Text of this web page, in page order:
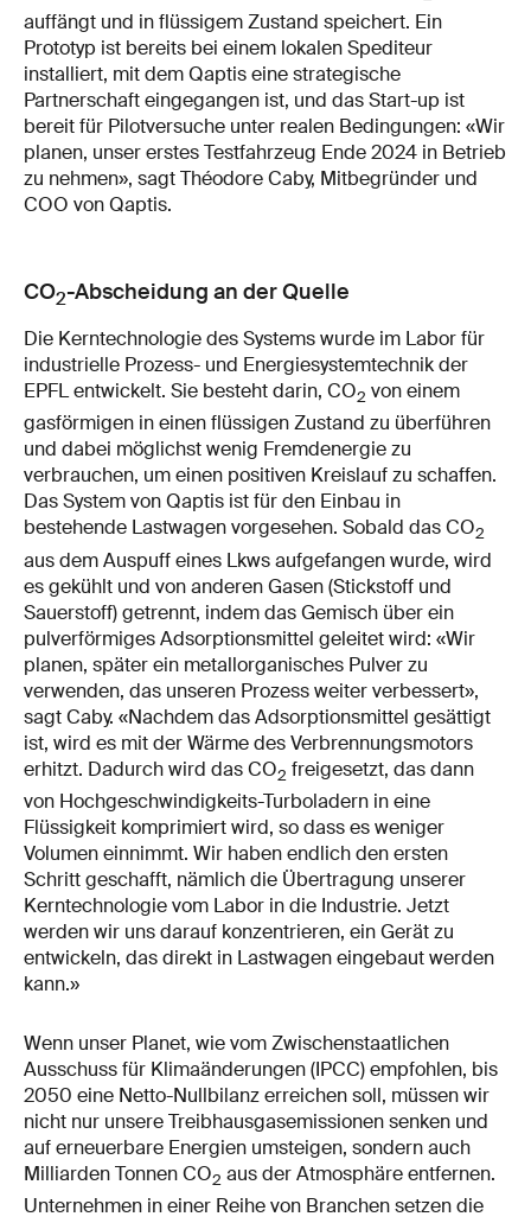
auffängt und in flüssigem Zustand speichert. Ein
Prototyp ist bereits bei einem lokalen Spediteur
installiert, mit dem Qaptis eine strategische
Partnerschaft eingegangen ist, und das Start-up ist
bereit für Pilotversuche unter realen Bedingungen: «Wir
planen, unser erstes Testfahrzeug Ende 2024 in Betrieb
zu nehmen», sagt Théodore Caby, Mitbegründer und
COO von Qaptis.
CO2-Abscheidung an der Quelle
Die Kerntechnologie des Systems wurde im Labor für
industrielle Prozess- und Energiesystemtechnik der
EPFL entwickelt. Sie besteht darin, CO2 von einem
gasförmigen in einen flüssigen Zustand zu überführen
und dabei möglichst wenig Fremdenergie zu
verbrauchen, um einen positiven Kreislauf zu schaffen.
Das System von Qaptis ist für den Einbau in
bestehende Lastwagen vorgesehen. Sobald das CO2
aus dem Auspuff eines Lkws aufgefangen wurde, wird
es gekühlt und von anderen Gasen (Stickstoff und
Sauerstoff) getrennt, indem das Gemisch über ein
pulverförmiges Adsorptionsmittel geleitet wird: «Wir
planen, später ein metallorganisches Pulver zu
verwenden, das unseren Prozess weiter verbessert»,
sagt Caby. «Nachdem das Adsorptionsmittel gesättigt
ist, wird es mit der Wärme des Verbrennungsmotors
erhitzt. Dadurch wird das CO2 freigesetzt, das dann
von Hochgeschwindigkeits-Turboladern in eine
Flüssigkeit komprimiert wird, so dass es weniger
Volumen einnimmt. Wir haben endlich den ersten
Schritt geschafft, nämlich die Übertragung unserer
Kerntechnologie vom Labor in die Industrie. Jetzt
werden wir uns darauf konzentrieren, ein Gerät zu
entwickeln, das direkt in Lastwagen eingebaut werden
kann.»
Wenn unser Planet, wie vom Zwischenstaatlichen
Ausschuss für Klimaänderungen (IPCC) empfohlen, bis
2050 eine Netto-Nullbilanz erreichen soll, müssen wir
nicht nur unsere Treibhausgasemissionen senken und
auf erneuerbare Energien umsteigen, sondern auch
Milliarden Tonnen CO2 aus der Atmosphäre entfernen.
Unternehmen in einer Reihe von Branchen setzen die